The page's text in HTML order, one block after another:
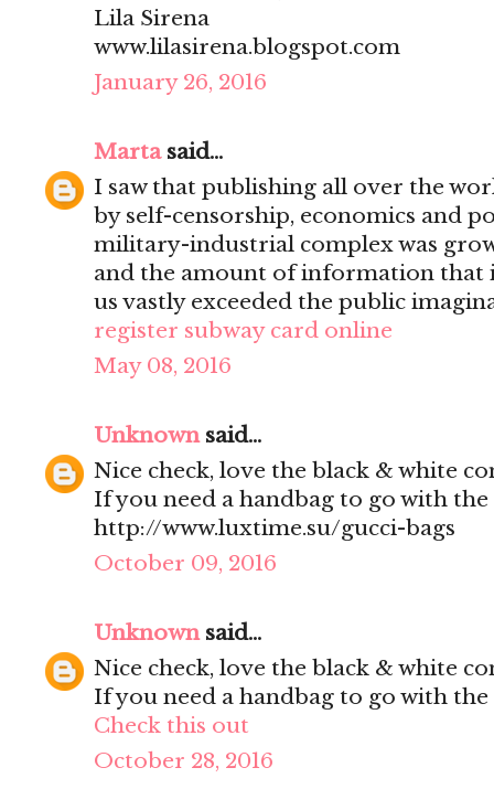
Lila Sirena
www.lilasirena.blogspot.com
January 26, 2016
Martasaid...
I saw that publishing all over the
by self-censorship, economics and
military-industrial complex was
and the amount of information that
us vastly exceeded the public
register subway card online
May 08, 2016
Unknownsaid...
Nice check, love the black & white
If you need a handbag to go with the
http://www.luxtime.su/gucci-bags
October 09, 2016
Unknownsaid...
Nice check, love the black & white
If you need a handbag to go with the
Check this out
October 28, 2016